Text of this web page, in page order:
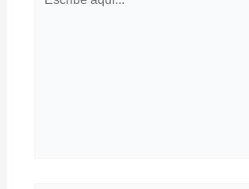
aquí...